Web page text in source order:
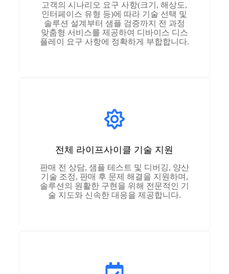
고객의 시나리오 요구 사항(크기, 해상도,
인터페이스 유형 등)에 따라 기술 선택 및
솔루션 설계부터 샘플 검증까지 전 과정
맞춤형 서비스를 제공하여 디바이스 디스
플레이 요구 사항에 정확하게 부합합니다.
전체 라이프사이클 기술 지원
판매 전 상담, 샘플 테스트 및 디버깅, 양산
기술 조정, 판매 후 문제 해결을 지원하며,
솔루션의 원활한 구현을 위해 전문적인 기
술 지도와 신속한 대응을 제공합니다.